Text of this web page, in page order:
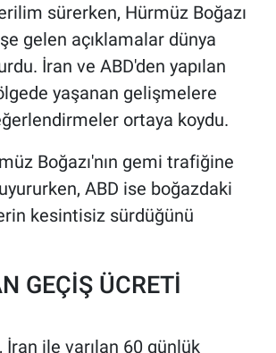
sürerken, Hürmüz Boğazı
gelen açıklamalar dünya
İran ve ABD'den yapılan
yaşanan gelişmelere
ortaya koydu.
Boğazı'nın gemi trafiğine
ABD ise boğazdaki
kesintisiz sürdüğünü
GEÇİŞ ÜCRETİ
İran ile varılan 60 günlük